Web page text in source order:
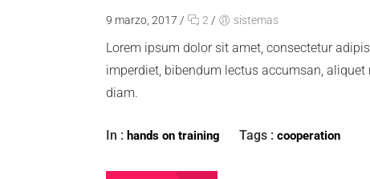
9 marzo, 2017 / 2 / sistemas
Lorem ipsum dolor sit amet, consectetur
imperdiet, bibendum lectus accumsan, aliquet
diam.
In : hands on training Tags : cooperation